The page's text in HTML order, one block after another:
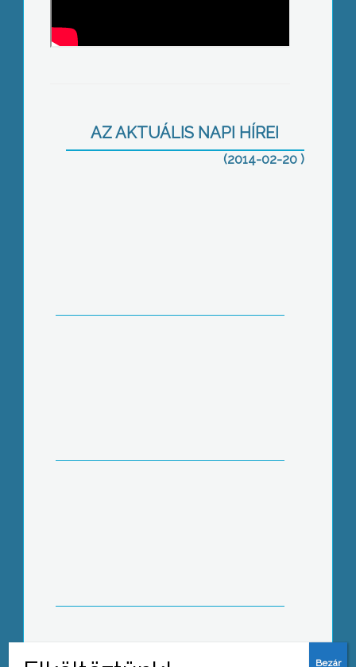
AZ AKTUÁLIS NAPI HÍREI
(2014-02-20 )
a gyöngyösi polgármester